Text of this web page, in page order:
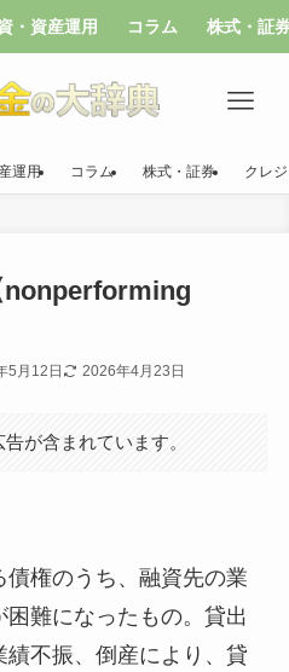
・資産運用 コラム 株式・証
運用 コラム 株式・証券 クレ
5月12日 2026年4月23日
が含まれています。
権のうち、融資先の業
難になったもの。貸出
不振、倒産により、貸